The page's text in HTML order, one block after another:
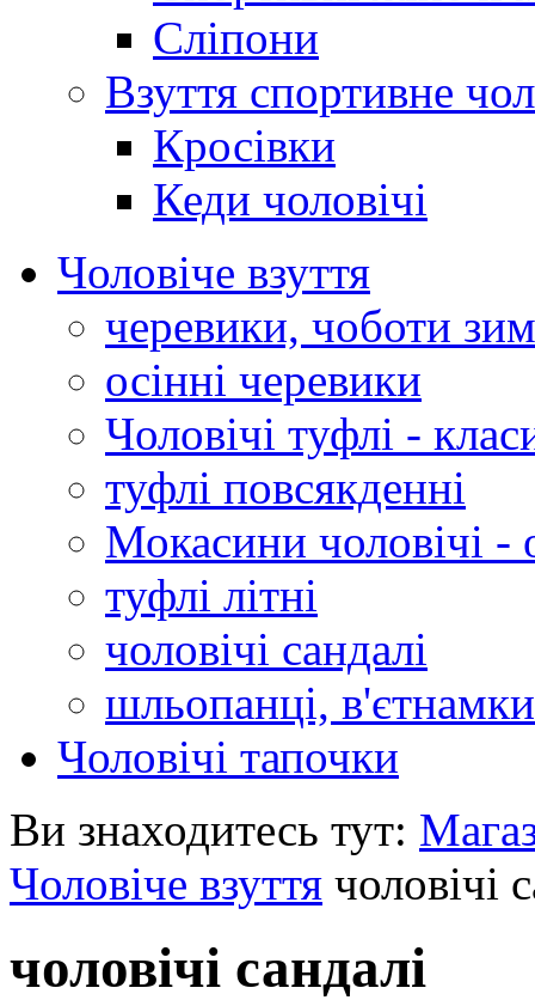
Сліпони
Взуття спортивне
Кросівки
Кеди чоловічі
Чоловіче взуття
черевики, чоботи
осінні черевики
Чоловічі туфлі -
туфлі повсякденні
Мокасини чоловічі -
туфлі літні
чоловічі сандалі
шльопанці, в'єтнамки
Чоловічі тапочки
Ви знаходитесь тут:
Чоловіче взуття чоловічі
чоловічі сандалі